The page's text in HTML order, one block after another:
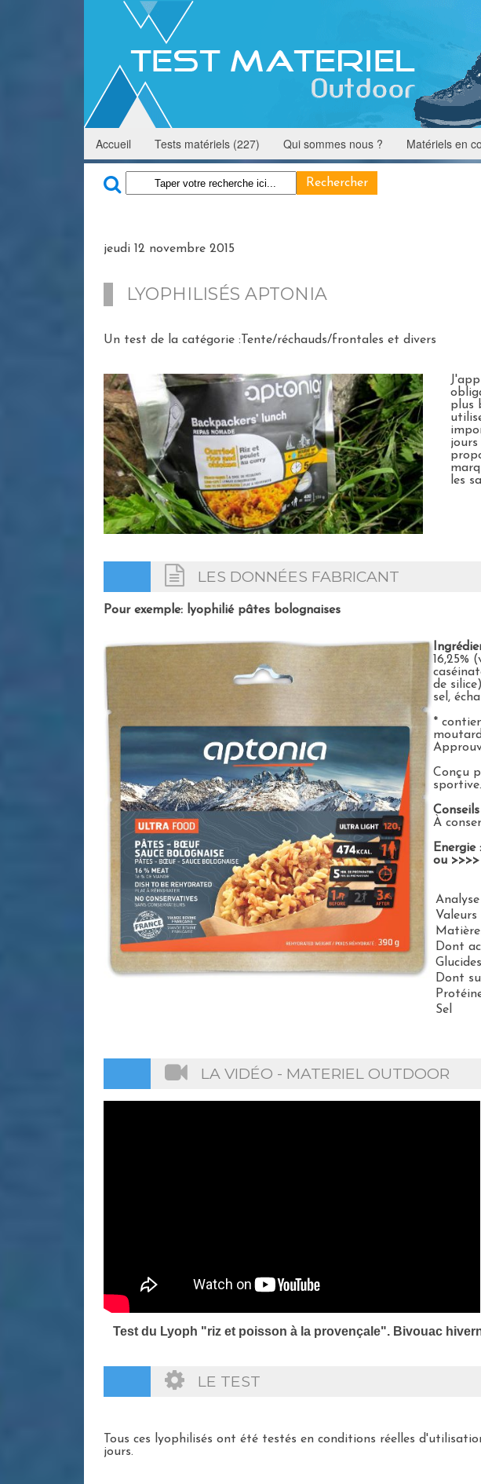
Accueil Tests matériels (227) Qui sommes nous ? Matériels en
jeudi 12 novembre 2015
LYOPHILISÉS APTONIA
Un test de la catégorie :Tente/réchauds/frontales et divers
plus
jours
les
LES DONNÉES FABRICANT
Pour exemple: lyophilié pâtes bolognaises
16,25%
de
sel,
*
Conçu
sportive.
À
ou
Valeurs
Dont
Glucides
Dont
Sel
LA VIDÉO - MATERIEL OUTDOOR
Test du Lyoph "riz et poisson à la provençale". Bivouac
LE TEST
Tous ces lyophilisés ont été testés en conditions réelles
jours.